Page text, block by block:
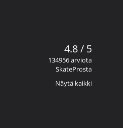
4.8 / 5
134956 arviota
SkateProsta
Näytä kaikki